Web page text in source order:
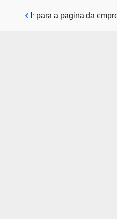
Pular para o conteúdo
Ir para a página da